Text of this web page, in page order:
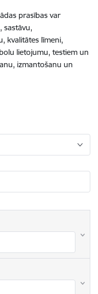
prasības var
sastāvu,
kvalitātes līmeni,
lietojumu, testiem un
izmantošanu un